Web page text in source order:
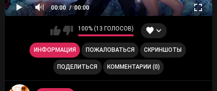
00:00 00:00
100% (13 ГОЛОСОВ)
ИНФОРМАЦИЯ ПОЖАЛОВАТЬСЯ СКРИНШОТЫ
ПОДЕЛИТЬСЯ КОММЕНТАРИИ (0)